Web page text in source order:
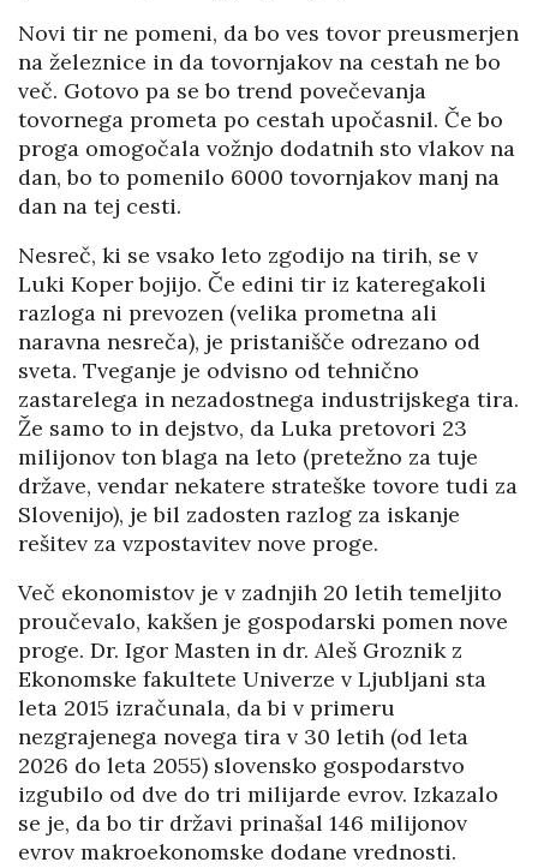
Novi tir ne pomeni, da bo ves tovor preusmerjen
na železnice in da tovornjakov na cestah ne bo
več. Gotovo pa se bo trend povečevanja
tovornega prometa po cestah upočasnil. Če bo
proga omogočala vožnjo dodatnih sto vlakov na
dan, bo to pomenilo 6000 tovornjakov manj na
dan na tej cesti.
Nesreč, ki se vsako leto zgodijo na tirih, se v
Luki Koper bojijo. Če edini tir iz kateregakoli
razloga ni prevozen (velika prometna ali
naravna nesreča), je pristanišče odrezano od
sveta. Tveganje je odvisno od tehnično
zastarelega in nezadostnega industrijskega tira.
Že samo to in dejstvo, da Luka pretovori 23
milijonov ton blaga na leto (pretežno za tuje
države, vendar nekatere strateške tovore tudi za
Slovenijo), je bil zadosten razlog za iskanje
rešitev za vzpostavitev nove proge.
Več ekonomistov je v zadnjih 20 letih temeljito
proučevalo, kakšen je gospodarski pomen nove
proge. Dr. Igor Masten in dr. Aleš Groznik z
Ekonomske fakultete Univerze v Ljubljani sta
leta 2015 izračunala, da bi v primeru
nezgrajenega novega tira v 30 letih (od leta
2026 do leta 2055) slovensko gospodarstvo
izgubilo od dve do tri milijarde evrov. Izkazalo
se je, da bo tir državi prinašal 146 milijonov
evrov makroekonomske dodane vrednosti.